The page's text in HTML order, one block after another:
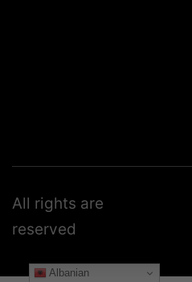
All rights are
reserved
Albanian